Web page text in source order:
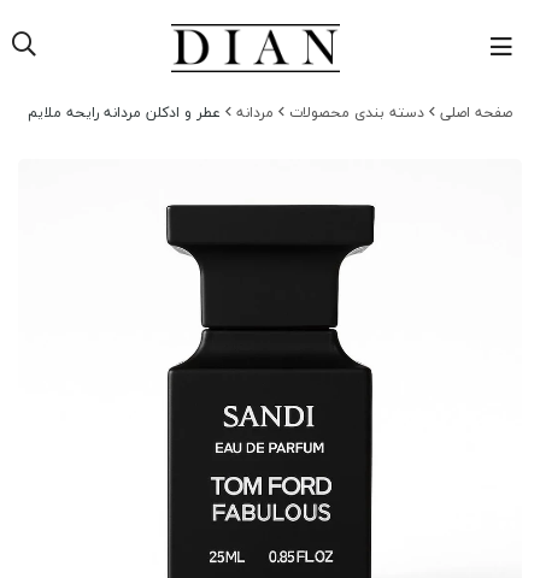
صفحه اصلی دسته بندی محصولات مردانه عطر و ادکلن مردانه رایحه ملایم